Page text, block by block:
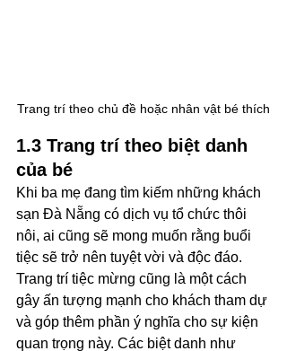
Trang trí theo chủ đề hoặc nhân vật bé thích
1.3 Trang trí theo biệt danh
của bé
Khi ba mẹ đang tìm kiếm những khách
sạn Đà Nẵng có dịch vụ tổ chức thôi
nôi, ai cũng sẽ mong muốn rằng buổi
tiệc sẽ trở nên tuyệt vời và độc đáo.
Trang trí tiệc mừng cũng là một cách
gây ấn tượng mạnh cho khách tham dự
và góp thêm phần ý nghĩa cho sự kiện
quan trọng này. Các biệt danh như